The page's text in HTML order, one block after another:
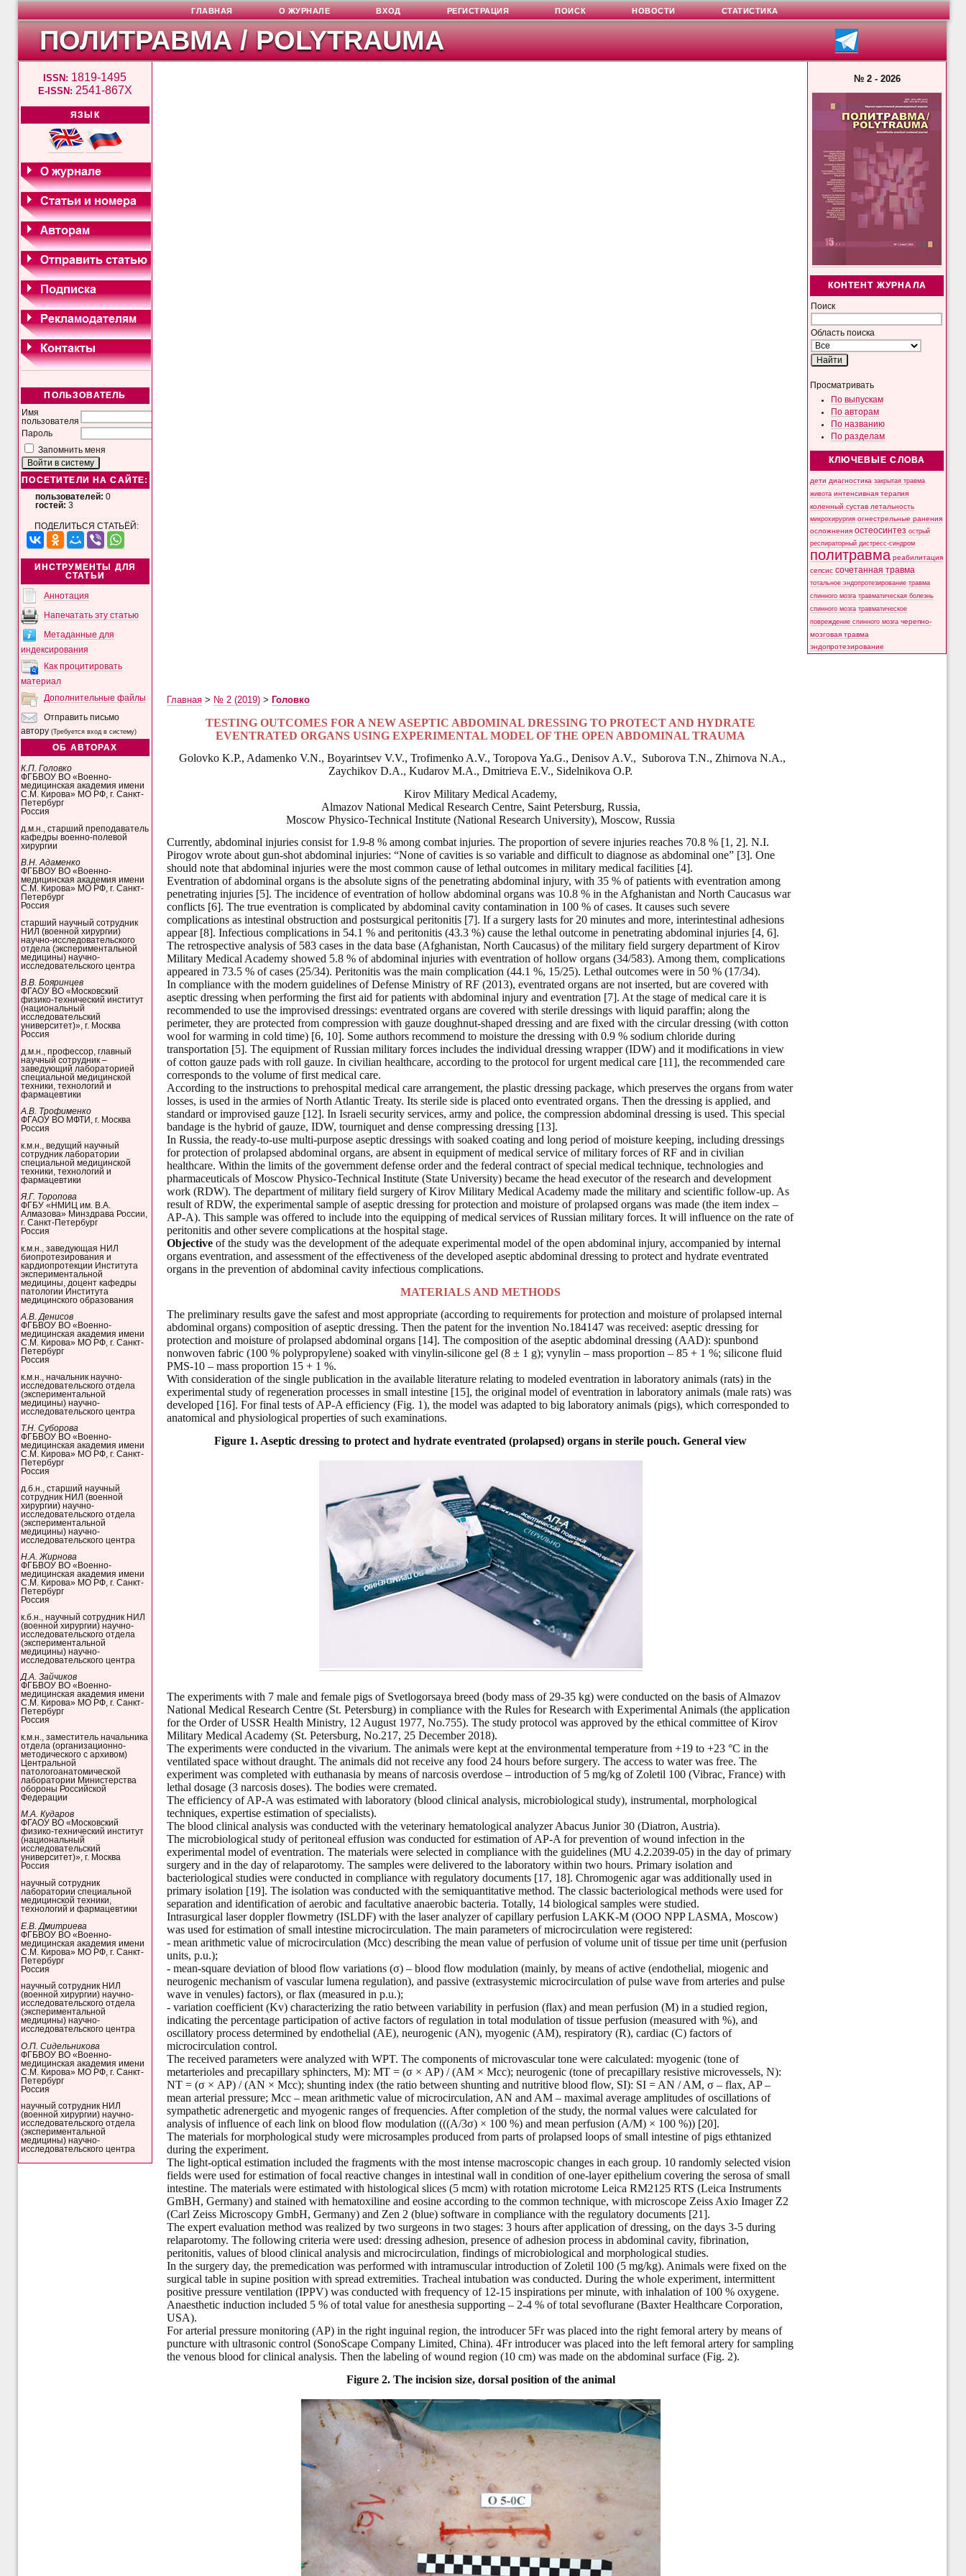
ПОЛИТРАВМА / POLYTRAUMA
ISSN: 1819-1495
E-ISSN: 2541-867X
ЯЗЫК
ПОЛЬЗОВАТЕЛЬ
Имя
пользователя
Пароль
Запомнить меня
ПОСЕТИТЕЛИ НА САЙТЕ:
пользователей: 0
гостей: 3
ПОДЕЛИТЬСЯ СТАТЬЁЙ:
ИНСТРУМЕНТЫ ДЛЯ
СТАТЬИ
Аннотация
Напечатать эту статью
Метаданные для
индексирования
Как процитировать
материал
Дополнительные файлы
Отправить письмо
автору(Требуется вход в систему)
ОБ АВТОРАХ
К.П. Головко
ФГБВОУ ВО «Военно-
медицинская академия имени
С.М. Кирова» МО РФ, г. Санкт-
Петербург
Россия
д.м.н., старший преподаватель
кафедры военно-полевой
хирургии
В.Н. Адаменко
ФГБВОУ ВО «Военно-
медицинская академия имени
С.М. Кирова» МО РФ, г. Санкт-
Петербург
Россия
старший научный сотрудник
НИЛ (военной хирургии)
научно-исследовательского
отдела (экспериментальной
медицины) научно-
исследовательского центра
В.В. Бояринцев
ФГАОУ ВО «Московский
физико-технический институт
(национальный
исследовательский
университет)», г. Москва
Россия
д.м.н., профессор, главный
научный сотрудник –
заведующий лабораторией
специальной медицинской
техники, технологий и
фармацевтики
А.В. Трофименко
ФГАОУ ВО МФТИ, г. Москва
Россия
к.м.н., ведущий научный
сотрудник лаборатории
специальной медицинской
техники, технологий и
фармацевтики
Я.Г. Торопова
ФГБУ «НМИЦ им. В.А.
Алмазова» Минздрава России,
г. Санкт-Петербург
Россия
к.м.н., заведующая НИЛ
биопротезирования и
кардиопротекции Института
экспериментальной
медицины, доцент кафедры
патологии Института
медицинского образования
А.В. Денисов
ФГБВОУ ВО «Военно-
медицинская академия имени
С.М. Кирова» МО РФ, г. Санкт-
Петербург
Россия
к.м.н., начальник научно-
исследовательского отдела
(экспериментальной
медицины) научно-
исследовательского центра
Т.Н. Суборова
ФГБВОУ ВО «Военно-
медицинская академия имени
С.М. Кирова» МО РФ, г. Санкт-
Петербург
Россия
д.б.н., старший научный
сотрудник НИЛ (военной
хирургии) научно-
исследовательского отдела
(экспериментальной
медицины) научно-
исследовательского центра
Н.А. Жирнова
ФГБВОУ ВО «Военно-
медицинская академия имени
С.М. Кирова» МО РФ, г. Санкт-
Петербург
Россия
к.б.н., научный сотрудник НИЛ
(военной хирургии) научно-
исследовательского отдела
(экспериментальной
медицины) научно-
исследовательского центра
Д.А. Зайчиков
ФГБВОУ ВО «Военно-
медицинская академия имени
С.М. Кирова» МО РФ, г. Санкт-
Петербург
Россия
к.м.н., заместитель начальника
отдела (организационно-
методического с архивом)
Центральной
патологоанатомической
лаборатории Министерства
обороны Российской
Федерации
М.А. Кударов
ФГАОУ ВО «Московский
физико-технический институт
(национальный
исследовательский
университет)», г. Москва
Россия
научный сотрудник
лаборатории специальной
медицинской техники,
технологий и фармацевтики
Е.В. Дмитриева
ФГБВОУ ВО «Военно-
медицинская академия имени
С.М. Кирова» МО РФ, г. Санкт-
Петербург
Россия
научный сотрудник НИЛ
(военной хирургии) научно-
исследовательского отдела
(экспериментальной
медицины) научно-
исследовательского центра
О.П. Сидельникова
ФГБВОУ ВО «Военно-
медицинская академия имени
С.М. Кирова» МО РФ, г. Санкт-
Петербург
Россия
научный сотрудник НИЛ
(военной хирургии) научно-
исследовательского отдела
(экспериментальной
медицины) научно-
исследовательского центра
№ 2 - 2026
КОНТЕНТ ЖУРНАЛА
Поиск
Область поиска
Просматривать
По выпускам
По авторам
По названию
По разделам
КЛЮЧЕВЫЕ СЛОВА
дети диагностика закрытая травма
живота интенсивная терапия
коленный сустав летальность
микрохирургия огнестрельные ранения
осложнения остеосинтез острый
респираторный дистресс-синдром
политравма реабилитация
сепсис сочетанная травма
тотальное эндопротезирование травма
спинного мозга травматическая болезнь
спинного мозга травматическое
повреждение спинного мозга черепно-
мозговая травма
эндопротезирование
ГЛАВНАЯ О ЖУРНАЛЕ ВХОД РЕГИСТРАЦИЯ ПОИСК НОВОСТИ СТАТИСТИКА
Главная> № 2 (2019)> Головко
TESTING OUTCOMES FOR A NEW ASEPTIC ABDOMINAL DRESSING TO PROTECT AND HYDRATE
EVENTRATED ORGANS USING EXPERIMENTAL MODEL OF THE OPEN ABDOMINAL TRAUMA
Golovko K.P., Adamenko V.N., Boyarintsev V.V., Trofimenko A.V., Toropova Ya.G., Denisov A.V., Suborova T.N., Zhirnova N.A.,
Zaychikov D.A., Kudarov M.A., Dmitrieva E.V., Sidelnikova O.P.
Kirov Military Medical Academy,
Almazov National Medical Research Centre, Saint Petersburg, Russia,
Moscow Physico-Technical Institute (National Research University), Moscow, Russia
Currently, abdominal injuries consist for 1.9-8 % among combat injuries. The proportion of severe injuries reaches 70.8 % [1, 2]. N.I.
Pirogov wrote about gun-shot abdominal injuries: “None of cavities is so variable and difficult to diagnose as abdominal one” [3]. One
should note that abdominal injuries were the most common cause of lethal outcomes in military medical facilities [4].
Eventration of abdominal organs is the absolute signs of the penetrating abdominal injury, with 35 % of patients with eventration among
penetrating injuries [5]. The incidence of eventration of hollow abdominal organs was 10.8 % in the Afghanistan and North Caucasus war
conflicts [6]. The true eventration is complicated by abdominal cavity contamination in 100 % of cases. It causes such severe
complications as intestinal obstruction and postsurgical peritonitis [7]. If a surgery lasts for 20 minutes and more, interintestinal adhesions
appear [8]. Infectious complications in 54.1 % and peritonitis (43.3 %) cause the lethal outcome in penetrating abdominal injuries [4, 6].
The retrospective analysis of 583 cases in the data base (Afghanistan, North Caucasus) of the military field surgery department of Kirov
Military Medical Academy showed 5.8 % of abdominal injuries with eventration of hollow organs (34/583). Among them, complications
appeared in 73.5 % of cases (25/34). Peritonitis was the main complication (44.1 %, 15/25). Lethal outcomes were in 50 % (17/34).
In compliance with the modern guidelines of Defense Ministry of RF (2013), eventrated organs are not inserted, but are covered with
aseptic dressing when performing the first aid for patients with abdominal injury and eventration [7]. At the stage of medical care it is
recommended to use the improvised dressings: eventrated organs are covered with sterile dressings with liquid paraffin; along the
perimeter, they are protected from compression with gauze doughnut-shaped dressing and are fixed with the circular dressing (with cotton
wool for warming in cold time) [6, 10]. Some authors recommend to moisture the dressing with 0.9 % sodium chloride during
transportation [5]. The equipment of Russian military forces includes the individual dressing wrapper (IDW) and it modifications in view
of cotton gauze pads with roll gauze. In civilian healthcare, according to the protocol for urgent medical care [11], the recommended care
corresponds to the volume of first medical care.
According to the instructions to prehospital medical care arrangement, the plastic dressing package, which preserves the organs from water
losses, is used in the armies of North Atlantic Treaty. Its sterile side is placed onto eventrated organs. Then the dressing is applied, and
standard or improvised gauze [12]. In Israeli security services, army and police, the compression abdominal dressing is used. This special
bandage is the hybrid of gauze, IDW, tourniquet and dense compressing dressing [13].
In Russia, the ready-to-use multi-purpose aseptic dressings with soaked coating and long period of moisture keeping, including dressings
for protection of prolapsed abdominal organs, are absent in equipment of medical service of military forces of RF and in civilian
healthcare. Within the limits of the government defense order and the federal contract of special medical technique, technologies and
pharmaceuticals of Moscow Physico-Technical Institute (State University) became the head executor of the research and development
work (RDW). The department of military field surgery of Kirov Military Medical Academy made the military and scientific follow-up. As
result of RDW, the experimental sample of aseptic dressing for protection and moisture of prolapsed organs was made (the item index –
AP-A). This sample was offered to include into the equipping of medical services of Russian military forces. It will influence on the rate of
peritonitis and other severe complications at the hospital stage.
Objective of the study was the development of the adequate experimental model of the open abdominal injury, accompanied by internal
organs eventration, and assessment of the effectiveness of the developed aseptic abdominal dressing to protect and hydrate eventrated
organs in the prevention of abdominal cavity infectious complications.
MATERIALS AND METHODS
The preliminary results gave the safest and most appropriate (according to requirements for protection and moisture of prolapsed internal
abdominal organs) composition of aseptic dressing. Then the patent for the invention No.184147 was received: aseptic dressing for
protection and moisture of prolapsed abdominal organs [14]. The composition of the aseptic abdominal dressing (AAD): spunbond
nonwoven fabric (100 % polypropylene) soaked with vinylin-silicone gel (8 ± 1 g); vynylin – mass proportion – 85 + 1 %; silicone fluid
PMS-10 – mass proportion 15 + 1 %.
With consideration of the single publication in the available literature relating to modeled eventration in laboratory animals (rats) in the
experimental study of regeneration processes in small intestine [15], the original model of eventration in laboratory animals (male rats) was
developed [16]. For final tests of AP-A efficiency (Fig. 1), the model was adapted to big laboratory animals (pigs), which corresponded to
anatomical and physiological properties of such examinations.
Figure 1. Aseptic dressing to protect and hydrate eventrated (prolapsed) organs in sterile pouch. General view
The experiments with 7 male and female pigs of Svetlogorsaya breed (body mass of 29-35 kg) were conducted on the basis of Almazov
National Medical Research Centre (St. Petersburg) in compliance with the Rules for Research with Experimental Animals (the application
for the Order of USSR Health Ministry, 12 August 1977, No.755). The study protocol was approved by the ethical committee of Kirov
Military Medical Academy (St. Petersburg, No.217, 25 December 2018).
The experiments were conducted in the vivarium. The animals were kept at the environmental temperature from +19 to +23 °С in the
ventilated space without draught. The animals did not receive any food 24 hours before surgery. The access to water was free. The
experiment was completed with euthanasia by means of narcosis overdose – introduction of 5 mg/kg of Zoletil 100 (Vibrac, France) with
lethal dosage (3 narcosis doses). The bodies were cremated.
The efficiency of AP-A was estimated with laboratory (blood clinical analysis, microbiological study), instrumental, morphological
techniques, expertise estimation of specialists).
The blood clinical analysis was conducted with the veterinary hematological analyzer Abacus Junior 30 (Diatron, Austria).
The microbiological study of peritoneal effusion was conducted for estimation of AP-A for prevention of wound infection in the
experimental model of eventration. The materials were selected in compliance with the guidelines (MU 4.2.2039-05) in the day of primary
surgery and in the day of relaparotomy. The samples were delivered to the laboratory within two hours. Primary isolation and
bacteriological studies were conducted in compliance with regulatory documents [17, 18]. Chromogenic agar was additionally used in
primary isolation [19]. The isolation was conducted with the semiquantitative method. The classic bacteriological methods were used for
separation and identification of aerobic and facultative anaerobic bacteria. Totally, 14 biological samples were studied.
Intrasurgical laser doppler flowmetry (ISLDF) with the laser analyzer of capillary perfusion LAKK-M (OOO NPP LASMA, Moscow)
was used for estimation of small intestine microcirculation. The main parameters of microcirculation were registered:
- mean arithmetic value of microcirculation (Mcc) describing the mean value of perfusion of volume unit of tissue per time unit (perfusion
units, p.u.);
- mean-square deviation of blood flow variations (σ) – blood flow modulation (mainly, by means of active (endothelial, miogenic and
neurogenic mechanism of vascular lumena regulation), and passive (extrasystemic microcirculation of pulse wave from arteries and pulse
wave in venules) factors), or flax (measured in p.u.);
- variation coefficient (Kv) characterizing the ratio between variability in perfusion (flax) and mean perfusion (M) in a studied region,
indicating the percentage participation of active factors of regulation in total modulation of tissue perfusion (measured with %), and
oscillatory process determined by endothelial (AE), neurogenic (AN), myogenic (AM), respiratory (R), cardiac (C) factors of
microcirculation control.
The received parameters were analyzed with WPT. The components of microvascular tone were calculated: myogenic (tone of
metarterioles and precapillary sphincters, M): MT = (σ × AP)/ (AM × Mcc); neurogenic (tone of precapillary resistive microvessels, N):
NT = (σ × AP)/ (AN × Mcc); shunting index (the ratio between shunting and nutritive blood flow, SI): SI = AN / AM, σ – flax, AP –
mean arterial pressure; Mcc – mean arithmetic value of microcirculation, AN and AM – maximal average amplitudes of oscillations of
sympathetic adrenergetic and myogenic ranges of frequencies. After completion of the study, the normal values were calculated for
analysis of influence of each link on blood flow modulation (((А/3σ) × 100 %) and mean perfusion (A/M) × 100 %)) [20].
The materials for morphological study were microsamples produced from parts of prolapsed loops of small intestine of pigs ethtanized
during the experiment.
The light-optical estimation included the fragments with the most intense macroscopic changes in each group. 10 randomly selected vision
fields were used for estimation of focal reactive changes in intestinal wall in condition of one-layer epithelium covering the serosa of small
intestine. The materials were estimated with histological slices (5 mcm) with rotation microtome Leica RM2125 RTS (Leica Instruments
GmBH, Germany) and stained with hematoxiline and eosine according to the common technique, with microscope Zeiss Axio Imager Z2
(Carl Zeiss Microscopy GmbH, Germany) and Zen 2 (blue) software in compliance with the regulatory documents [21].
The expert evaluation method was realized by two surgeons in two stages: 3 hours after application of dressing, on the days 3-5 during
relaparotomy. The following criteria were used: dressing adhesion, presence of adhesion process in abdominal cavity, fibrination,
peritonitis, values of blood clinical analysis and microcirculation, findings of microbiological and morphological studies.
In the surgery day, the premedication was performed with intramuscular introduction of Zoletil 100 (5 mg/kg). Animals were fixed on the
surgical table in supine position with spread extremities. Tracheal intubation was conducted. During the whole experiment, intermittent
positive pressure ventilation (IPPV) was conducted with frequency of 12-15 inspirations per minute, with inhalation of 100 % oxygene.
Anaesthetic induction included 5 % of total value for anesthesia supporting – 2-4 % of total sevoflurane (Baxter Healthcare Corporation,
USA).
For arterial pressure monitoring (AP) in the right inguinal region, the introducer 5Fr was placed into the right femoral artery by means of
puncture with ultrasonic control (SonoScape Company Limited, China). 4Fr introducer was placed into the left femoral artery for sampling
the venous blood for clinical analysis. Then the labeling of wound region (10 cm) was made on the abdominal surface (Fig. 2).
Figure 2. The incision size, dorsal position of the animal